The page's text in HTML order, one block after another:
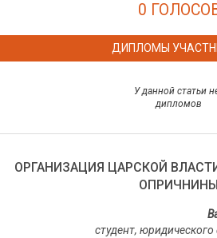
0
ДИПЛОМЫ
У данной статьи
дипломов
ОРГАНИЗАЦИЯ ЦАРСКОЙ
ОПРИЧНИНЫ
студент,